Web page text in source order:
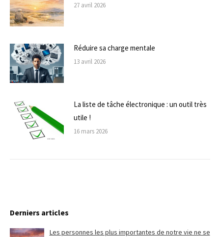
27 avril 2026
Réduire sa charge mentale
13 avril 2026
La liste de tâche électronique : un outil très
utile !
16 mars 2026
Derniers articles
Les personnes les plus importantes de notre vie ne se